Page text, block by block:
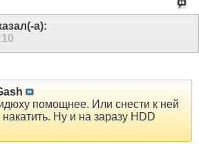
а):
помощнее. Или снести к ней
Ну и на заразу НDD